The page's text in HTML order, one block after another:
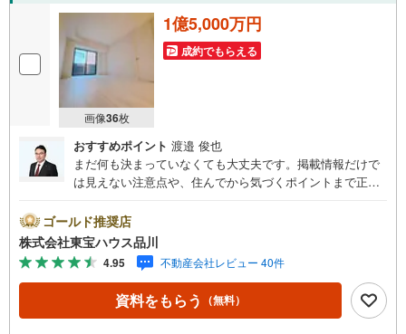
画像36枚
1億5,000万円
成約でもらえる
おすすめポイント 渡邉 俊也
まだ何も決まっていなくても大丈夫です。掲載情報だけで
は見えない注意点や、住んでから気づくポイントまで正直
とも包み隠さずお伝えし、「納得して選ぶ」ためのサポー
トを大切にしています。現地でしか分からないリアルな情
報も含めて、一緒に後悔しない住まい探しを進めていきま
しょう。まずはお気軽にご相談ください。【Yahoo！ 不動
産キャンペーン対象店舗】当店で物件を成約するとPayPay
ボーナスライトがもらえる「Yahoo！ 不動産 物件ご成約キ
ゴールド推奨店
株式会社東宝ハウス品川
4.95 不動産会社レビュー 40件
資料をもらう （無料）